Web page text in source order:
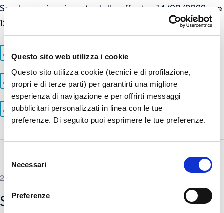
Questo sito web utilizza i cookie
Questo sito utilizza cookie (tecnici e di profilazione,
propri e di terze parti) per garantirti una migliore
esperienza di navigazione e per offrirti messaggi
pubblicitari personalizzati in linea con le tue
preferenze. Di seguito puoi esprimere le tue preferenze.
del
consenso
Necessari
Preferenze
Scadenza ricevimento delle offerte: 14/03/2022 ore
12:00
13.ATE_003_CSA_norme_tecniche.pdf
15.ATE_005_CSA_norme_amministrative.pdf
Disciplinare_di_gara (9).pdf
26 NOVEMBRE 2021
Servizio di gestione e raccolta